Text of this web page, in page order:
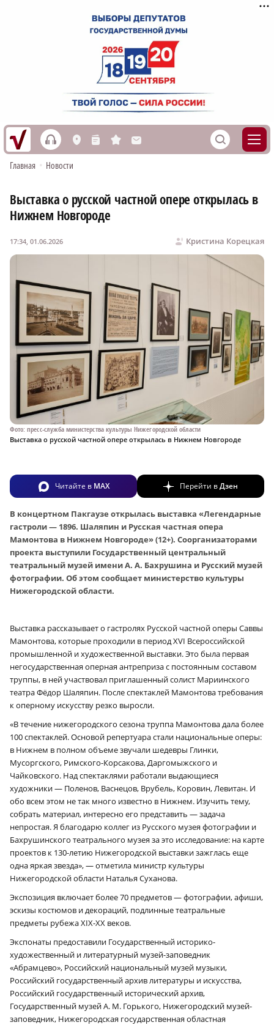
h L n s M S
Главная • Новости
Выставка о русской частной опере открылась в
Нижнем Новгороде
Кристина Корецкая
17:34, 01.06.2026
Фото: пресс-служба министерства культуры Нижегородской области
Выставка о русской частной опере открылась в Нижнем Новгороде
Читайте в MAX Перейти вДзен
В концертном Пакгаузе открылась выставка «Легендарные
гастроли — 1896. Шаляпин и Русская частная опера
Мамонтова в Нижнем Новгороде» (12+). Соорганизаторами
проекта выступили Государственный центральный
театральный музей имени А. А. Бахрушина и Русский музей
фотографии. Об этом сообщает министерство культуры
Нижегородской области.
Выставка рассказывает о гастролях Русской частной оперы Саввы
Мамонтова, которые проходили в период XVI Всероссийской
промышленной и художественной выставки. Это была первая
негосударственная оперная антреприза с постоянным составом
труппы, в ней участвовал приглашенный солист Мариинского
театра Фёдор Шаляпин. После спектаклей Мамонтова требования
к оперному искусству резко выросли.
«В течение нижегородского сезона труппа Мамонтова дала более
100 спектаклей. Основой репертуара стали национальные оперы:
в Нижнем в полном объеме звучали шедевры Глинки,
Мусоргского, Римского-Корсакова, Даргомыжского и
Чайковского. Над спектаклями работали выдающиеся
художники — Поленов, Васнецов, Врубель, Коровин, Левитан. И
обо всем этом не так много известно в Нижнем. Изучить тему,
собрать материал, интересно его представить — задача
непростая. Я благодарю коллег из Русского музея фотографии и
Бахрушинского театрального музея за это исследование: на карте
проектов к 130-летию Нижегородской выставки зажглась еще
одна яркая звезда», — отметила министр культуры
Нижегородской области Наталья Суханова.
Экспозиция включает более 70 предметов — фотографии, афиши,
эскизы костюмов и декораций, подлинные театральные
предметы рубежа XIX-XX веков.
Экспонаты предоставили Государственный историко-
художественный и литературный музей-заповедник
«Абрамцево», Российский национальный музей музыки,
Российский государственный архив литературы и искусства,
Российский государственный исторический архив,
Государственный музей А. М. Горького, Нижегородский музей-
заповедник, Нижегородская государственная областная